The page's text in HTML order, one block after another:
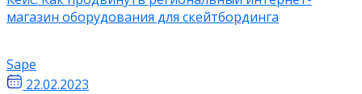
магазин оборудования для скейтбординга
Sape
22.02.2023